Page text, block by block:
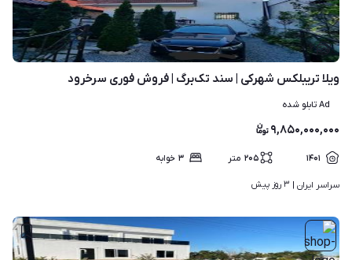
۶
ویلا تریبلکس شهرکی | سند تک‌برگ | فروش فوری سرخرود
Ad تابلو شده
۹,۸۵۰,۰۰۰,۰۰۰
۱۴۰۱ ۲۰۵ متر ۳ خوابه
سراسر ایران | ۳ روز پیش